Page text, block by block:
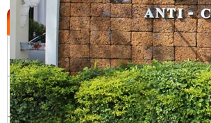
ព្រឹត្តិការណ៍ថ្មី
ដីកា ស្តីពីការកំណត់តម្លៃសេវារដ្ឋបាលរបស់រដ្ឋបាល
NEW
សេចក្តីប្រកាសព័ត៌មាន លទ្ធផលនៃកិច្ចប្រជុំលេខាធិកា
អំពើពុករលួយអាស៊ាន (ASEAN-PAC) លើកទី២២